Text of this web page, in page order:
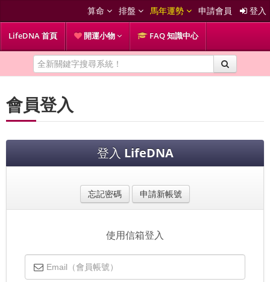
算命 排盤 馬年運勢 申請會員 登入
LifeDNA 首頁 開運小物 FAQ 知識中心
會員登入
登入 LifeDNA
忘記密碼 申請新帳號
使用信箱登入